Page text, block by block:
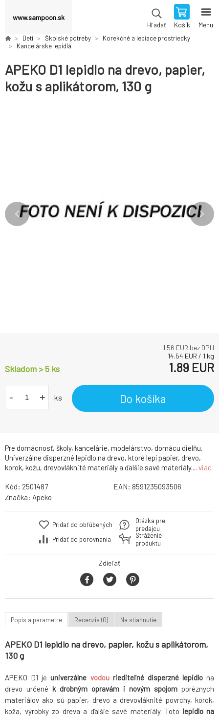
www.sampoon.sk
Hľadať Košík Menu
Deti Školské potreby
Korekčné a lepiace prostriedky
Kancelárske lepidlá
APEKO D1 lepidlo na drevo, papier,
kožu s aplikátorom, 130 g
Pre domácnosť, školy, kancelárie, modelárstvo, domácu dielňu.
Univerzálne disperzné lepidlo na drevo, ktoré lepí papier, drevo,
korok, kožu, drevovláknité materiály a ďalšie savé materiály.... viac
1.56 EUR bez DPH
14.54 EUR / 1 kg
Skladom > 5 ks 1.89 EUR
- + ks Do košíka
Kód: 2501487 EAN: 8591235093506
Značka: Apeko
Pridať do obľúbených
Pridať do porovnania
Otázka pre
predajcu
Stráženie
produktu
Zdieľať
Popis a parametre Recenzia (0) Na stiahnutie
APEKO D1 lepidlo na drevo, papier, kožu s aplikátorom,
130 g
APEKO D1 jeuniverzálne vodouriediteľné disperzné lepidlo na
drevo určené k drobným opravám i novým spojom poréznych
materiálov ako sú papier, drevo a drevovláknité povrchy, korok,
koža, výrobky zo dreva a ďalšie savé materiály. Toto lepidlo na